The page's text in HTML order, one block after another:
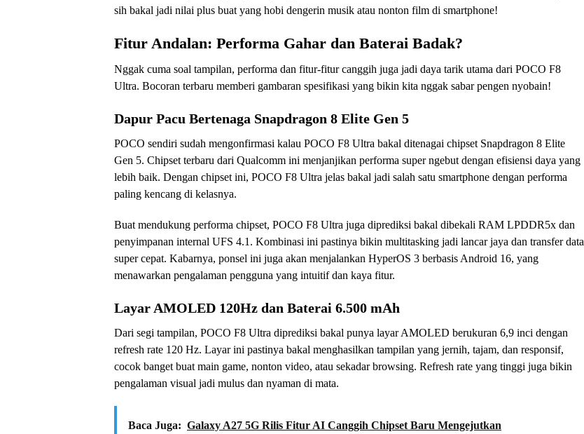
sih bakal jadi nilai plus buat yang hobi dengerin musik atau nonton film di smartphone!
Fitur Andalan: Performa Gahar dan Baterai Badak?
Nggak cuma soal tampilan, performa dan fitur-fitur canggih juga jadi daya tarik utama dari POCO F8
Ultra. Bocoran terbaru memberi gambaran spesifikasi yang bikin kita nggak sabar pengen nyobain!
Dapur Pacu Bertenaga Snapdragon 8 Elite Gen 5
POCO sendiri sudah mengonfirmasi kalau POCO F8 Ultra bakal ditenagai chipset Snapdragon 8 Elite
Gen 5. Chipset terbaru dari Qualcomm ini menjanjikan performa super ngebut dengan efisiensi daya yang
lebih baik. Dengan chipset ini, POCO F8 Ultra jelas bakal jadi salah satu smartphone dengan performa
paling kencang di kelasnya.
Buat mendukung performa chipset, POCO F8 Ultra juga diprediksi bakal dibekali RAM LPDDR5x dan
penyimpanan internal UFS 4.1. Kombinasi ini pastinya bikin multitasking jadi lancar jaya dan transfer data
super cepat. Kabarnya, ponsel ini juga akan menjalankan HyperOS 3 berbasis Android 16, yang
menawarkan pengalaman pengguna yang intuitif dan kaya fitur.
Layar AMOLED 120Hz dan Baterai 6.500 mAh
Dari segi tampilan, POCO F8 Ultra diprediksi bakal punya layar AMOLED berukuran 6,9 inci dengan
refresh rate 120 Hz. Layar ini pastinya bakal menghasilkan tampilan yang jernih, tajam, dan responsif,
cocok banget buat main game, nonton video, atau sekadar browsing. Refresh rate yang tinggi juga bikin
pengalaman visual jadi mulus dan nyaman di mata.
Baca Juga: Galaxy A27 5G Rilis Fitur AI Canggih Chipset Baru Mengejutkan